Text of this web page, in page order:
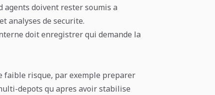
agents doivent rester soumis a
analyses de securite.
doit enregistrer qui demande la
faible risque, par exemple preparer
depots qu apres avoir stabilise